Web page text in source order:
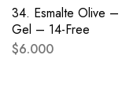
34. Esmalte Olive
Gel – 14-Free
$6.000